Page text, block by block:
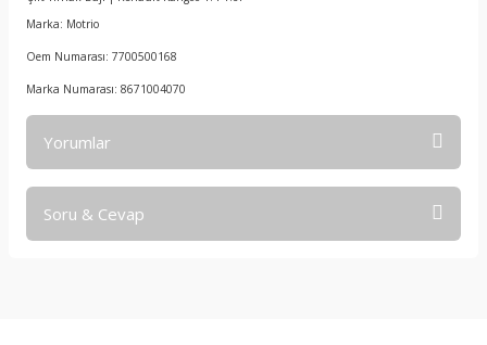
Marka: Motrio
Oem Numarası: 7700500168
Marka Numarası: 8671004070
Yorumlar
Soru & Cevap